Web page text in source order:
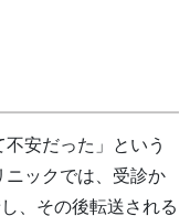
不安だった」という
ニックでは、受診か
、その後転送される